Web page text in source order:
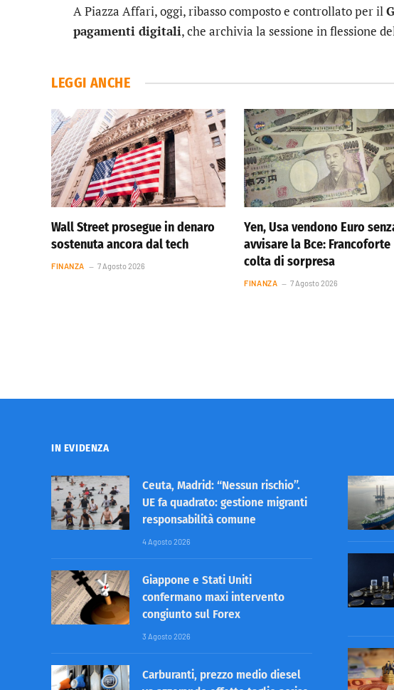
A Piazza Affari, oggi, ribasso composto e controllato per il
pagamenti digitali, che archivia la sessione in flessione
LEGGI ANCHE
Wall Street prosegue in denaro
sostenuta ancora dal tech
FINANZA 7 Agosto 2026
Yen, Usa vendono Euro
avvisare la Bce: Francoforte
colta di sorpresa
FINANZA 7 Agosto 2026
IN EVIDENZA
Ceuta, Madrid: “Nessun rischio”.
UE fa quadrato: gestione migranti
responsabilità comune
4 Agosto 2026
Giappone e Stati Uniti
confermano maxi intervento
congiunto sul Forex
3 Agosto 2026
Carburanti, prezzo medio diesel